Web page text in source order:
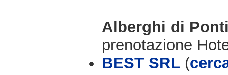
Alberghi di
prenotazione
BEST SRL (